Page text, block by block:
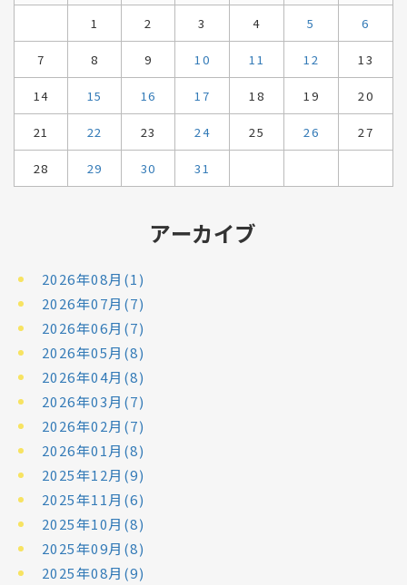
1
2 3 4 5 6
7 8 9 10 11 12 13
14 15 16 17 18 19 20
21 22 23 24 25 26 27
28 29 30 31
アーカイブ
2026年08月(1)
2026年07月(7)
2026年06月(7)
2026年05月(8)
2026年04月(8)
2026年03月(7)
2026年02月(7)
2026年01月(8)
2025年12月(9)
2025年11月(6)
2025年10月(8)
2025年09月(8)
2025年08月(9)